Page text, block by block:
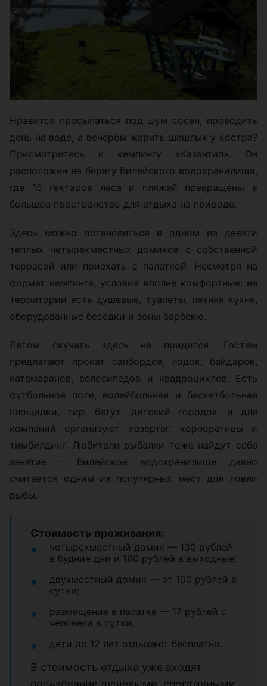
Нравится просыпаться под шум сосен, проводить
день на воде, а вечером жарить шашлык у костра?
Присмотритесь к кемпингу «Казантип». Он
расположен на берегу Вилейского водохранилища,
где 15 гектаров леса и пляжей превращены в
большое пространство для отдыха на природе.
Здесь можно остановиться в одном из девяти
теплых четырехместных домиков с собственной
террасой или приехать с палаткой. Несмотря на
формат кемпинга, условия вполне комфортные: на
территории есть душевые, туалеты, летняя кухня,
оборудованные беседки и зоны барбекю.
Летом скучать здесь не придется. Гостям
предлагают прокат сапбордов, лодок, байдарок,
катамаранов, велосипедов и квадроциклов. Есть
футбольное поле, волейбольная и баскетбольная
площадки, тир, батут, детский городок, а для
компаний организуют лазертаг, корпоративы и
тимбилдинг. Любители рыбалки тоже найдут себе
занятие - Вилейское водохранилище давно
считается одним из популярных мест для ловли
рыбы.
Стоимость проживания:
четырехместный домик — 130 рублей
в будние дни и 160 рублей в выходные;
двухместный домик — от 100 рублей в
сутки;
размещение в палатке — 17 рублей с
человека в сутки;
дети до 12 лет отдыхают бесплатно.
В стоимость отдыха уже входят